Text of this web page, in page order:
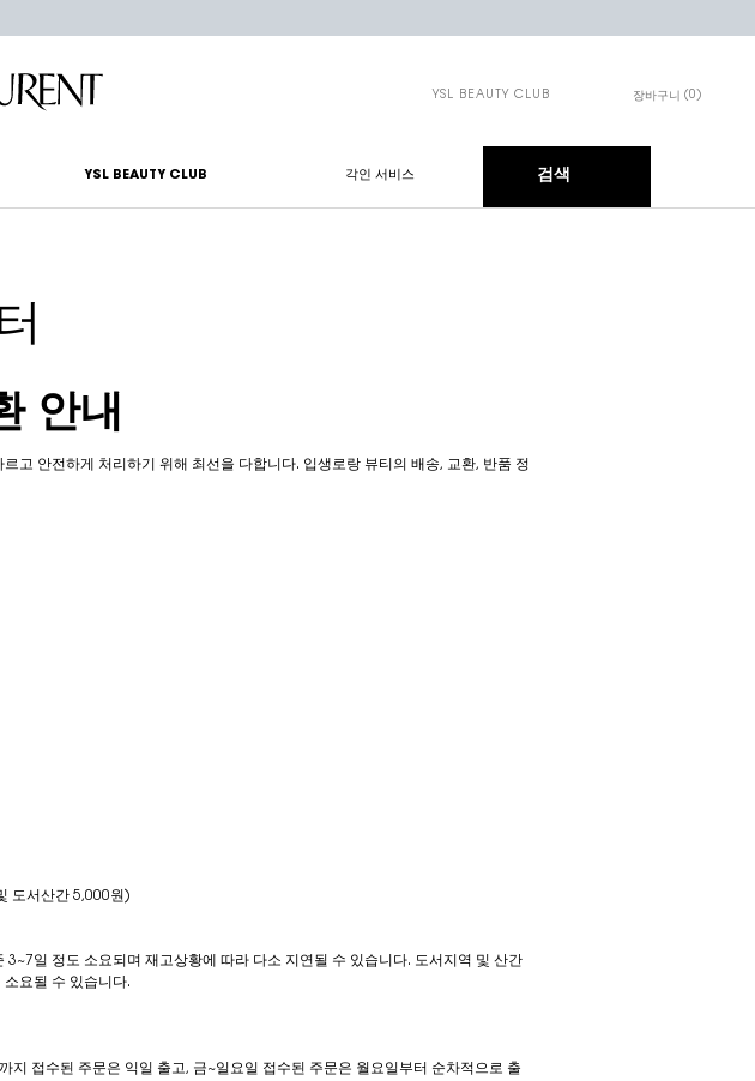
YSL BEAUTY CLUB 장바구니 0
YSL BEAUTY CLUB 각인 서비스 검색
안내
고 안전하게 처리하기 위해 최선을 다합니다. 입생로랑 뷰티의 배송, 교환, 반품 정
도서산간 5,000원)
일 정도 소요되며 재고상황에 따라 다소 지연될 수 있습니다. 도서지역 및 산간
요될 수 있습니다.
지 접수된 주문은 익일 출고, 금~일요일 접수된 주문은 월요일부터 순차적으로 출